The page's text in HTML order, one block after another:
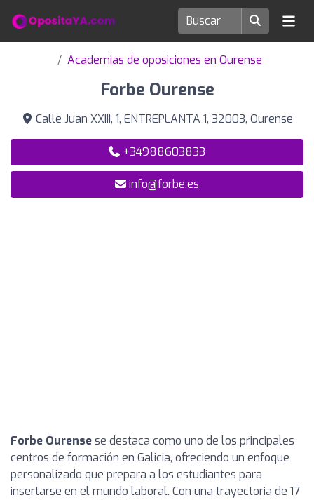
Academias de oposiciones en Ourense
Forbe Ourense
Calle Juan XXIII, 1, ENTREPLANTA 1, 32003, Ourense
+34988603833
info@forbe.es
Forbe Ourensese destaca como uno de los principales
centros de formación en Galicia, ofreciendo un enfoque
personalizado que prepara a los estudiantes para
insertarse en el mundo laboral. Con una trayectoria de 17